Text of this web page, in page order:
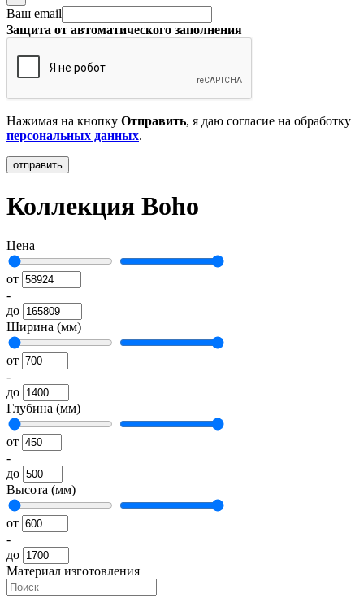
Ваш email
Защита от автоматического заполнения
Нажимая на кнопку Отправить, я даю согласие на обработку
персональных данных.
Коллекция Boho
Цена
от
-
до
Ширина (мм)
от
-
до
Глубина (мм)
от
-
до
Высота (мм)
от
-
до
Материал изготовления